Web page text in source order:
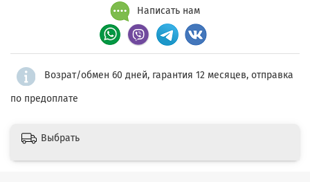
Написать нам
Возрат/обмен 60 дней, гарантия 12 месяцев, отправка
по предоплате
Выбрать